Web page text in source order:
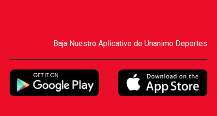
Baja Nuestro Aplicativo de Unanimo Deportes